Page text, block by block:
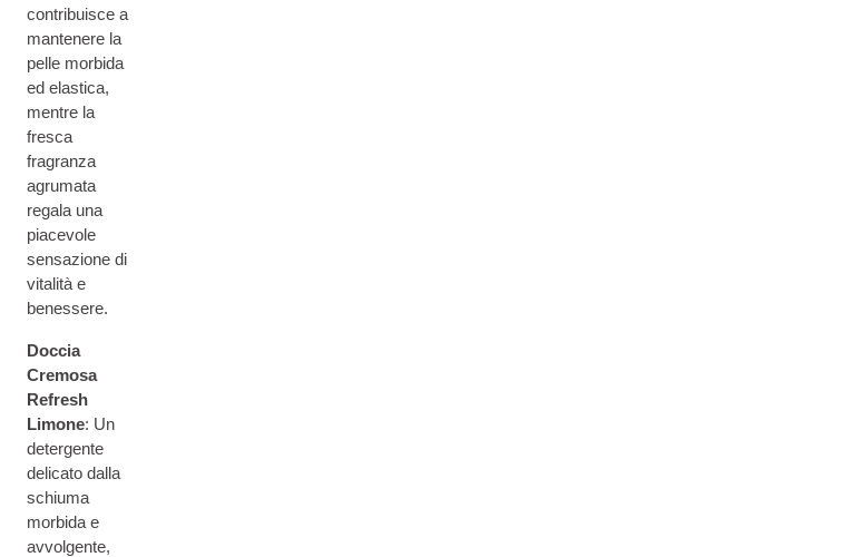
contribuisce a
mantenere la
pelle morbida
ed elastica,
mentre la
fresca
fragranza
agrumata
regala una
piacevole
sensazione di
vitalità e
benessere.
Doccia
Cremosa
Refresh
Limone: Un
detergente
delicato dalla
schiuma
morbida e
avvolgente,